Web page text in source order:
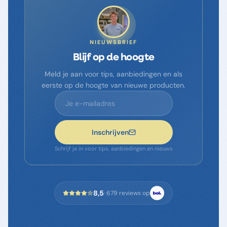
NIEUWSBRIEF
Blijf op de hoogte
Meld je aan voor tips, aanbiedingen en als
eerste op de hoogte van nieuwe producten.
Inschrijven
Schrijf je in voor tips, aanbiedingen en nieuws
8,5·679 reviews op